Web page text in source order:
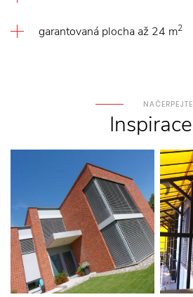
garantovaná plocha až 24 m2
NAČERPEJTE
Inspirace